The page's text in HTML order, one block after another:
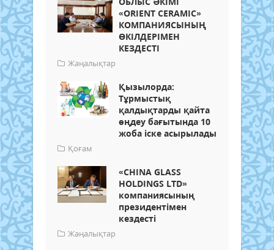
«ORIENT CERAMIC»
КОМПАНИЯСЫНЫҢ
ӨКІЛДЕРІМЕН
КЕЗДЕСТІ
Жаңалықтар
Қызылорда:
Тұрмыстық
қалдықтарды қайта
өңдеу бағытында 10
жоба іске асырылады
Қоғам
«CHINA GLASS
HOLDINGS LTD»
компаниясының
президентімен
кездесті
Жаңалықтар